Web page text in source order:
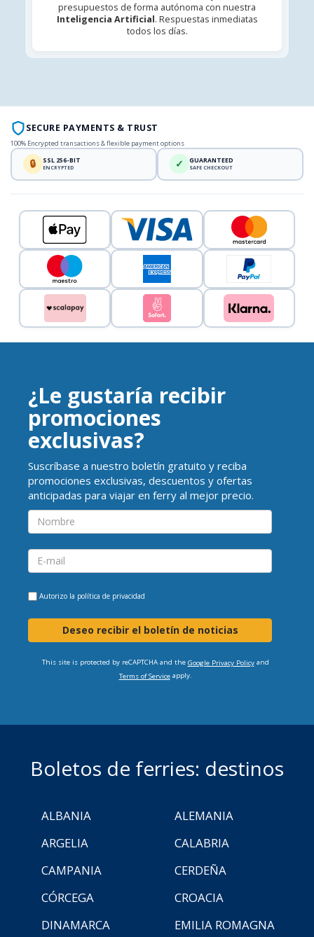
presupuestos de forma autónoma con nuestra
Inteligencia Artificial. Respuestas inmediatas
todos los días.
SECURE PAYMENTS & TRUST
100% Encrypted transactions & flexible payment options
🔒 SSL 256-BIT
ENCRYPTED ✓ GUARANTEED
SAFE CHECKOUT
¿Le gustaría recibir
promociones
exclusivas?
Suscríbase a nuestro boletín gratuito y reciba
promociones exclusivas, descuentos y ofertas
anticipadas para viajar en ferry al mejor precio.
Autorizo la política de privacidad
Deseo recibir el boletín de noticias
This site is protected by reCAPTCHA and the Google Privacy Policyand
Terms of Serviceapply.
Boletos de ferries: destinos
ALBANIA
ALEMANIA
ARGELIA
CALABRIA
CAMPANIA
CERDEÑA
CÓRCEGA
CROACIA
DINAMARCA
EMILIA ROMAGNA